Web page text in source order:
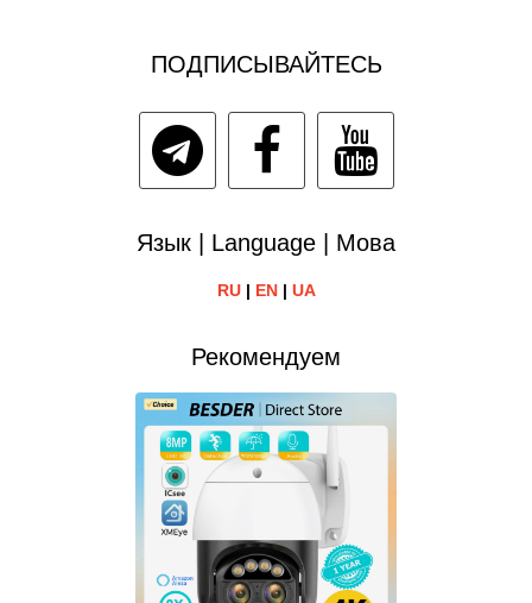
ПОДПИСЫВАЙТЕСЬ
Язык | Language | Мова
RU| EN| UA
Рекомендуем